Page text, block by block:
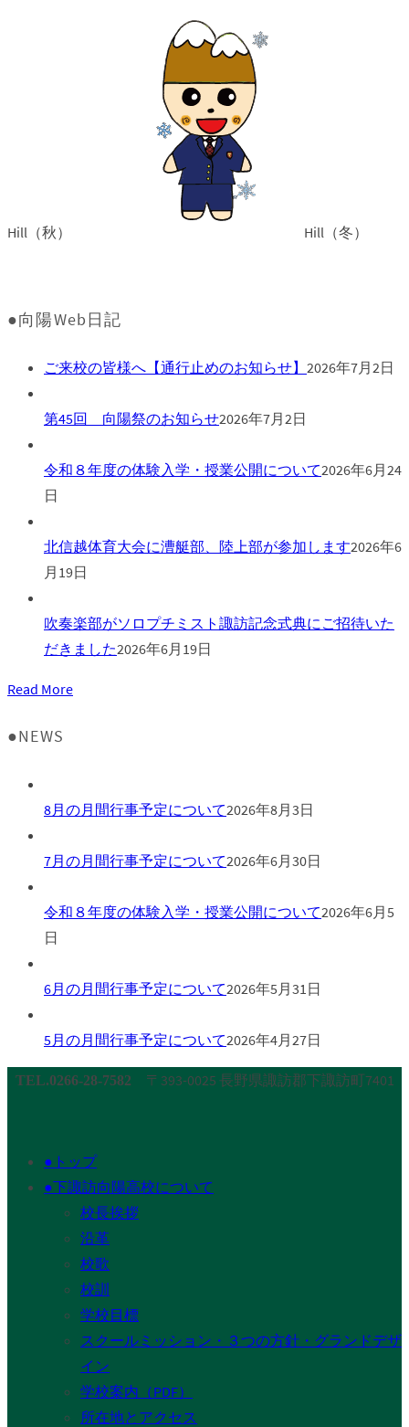
Hill（秋） Hill（冬）
●向陽Web日記
ご来校の皆様へ【通行止めのお知らせ】 2026年7月2日
第45回 向陽祭のお知らせ2026年7月2日
令和８年度の体験入学・授業公開について2026年6月24
日
北信越体育大会に漕艇部、陸上部が参加します2026年6
月19日
吹奏楽部がソロプチミスト諏訪記念式典にご招待いた
だきました2026年6月19日
Read More
●NEWS
8月の月間行事予定について2026年8月3日
7月の月間行事予定について2026年6月30日
令和８年度の体験入学・授業公開について2026年6月5
日
6月の月間行事予定について2026年5月31日
5月の月間行事予定について2026年4月27日
TEL.0266-28-7582 〒393-0025 長野県諏訪郡下諏訪町7401
●トップ
●下諏訪向陽高校について
校長挨拶
沿革
校歌
校訓
学校目標
スクールミッション・３つの方針・グランドデザ
イン
学校案内（PDF）
所在地とアクセス